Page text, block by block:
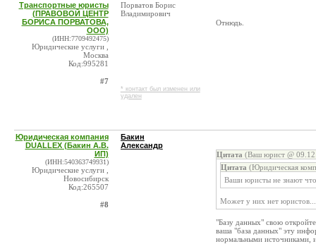
Транспортные юристы
(ПРАВОВОЙ ЦЕНТР
БОРИСА ПОРВАТОВА,
ООО)
(ИНН:7709492475)
Юридические услуги ,
Москва
Код:995281
#7
Порватов Борис
Владимирович
* контакт был изменен или
удален
Отнюдь.
Юридическая компания
DUALLEX (Бакин А.В.
ИП)
(ИНН:540363749931)
Юридические услуги ,
Новосибирск
Код:265507
#8
Бакин
Александр
Цитата (Ваш юрист @
Цитата (Юридическая
Ваши юристы не знают что
Может у них нет юристов...
"Базу данных" свою
ваша "база данных" эту
нормальными источниками,